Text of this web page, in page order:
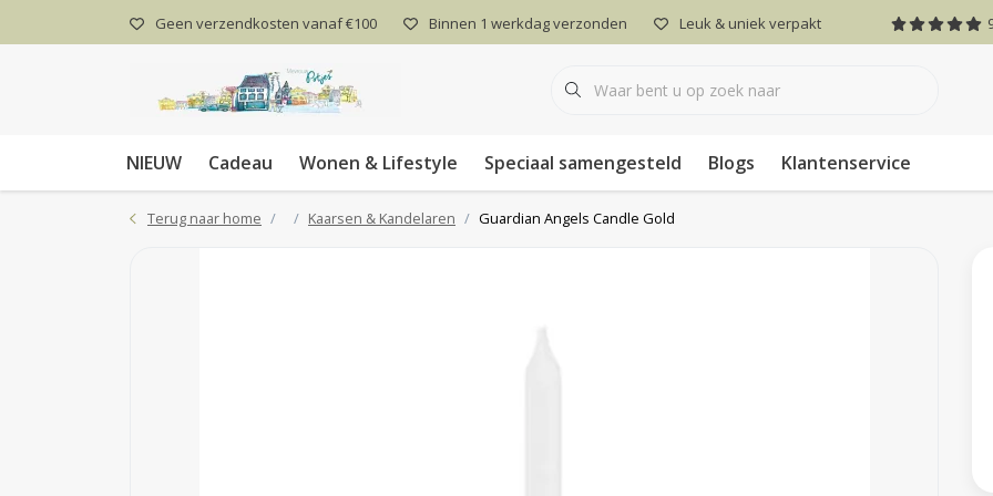
Geen verzendkosten vanaf €100 Binnen 1 werkdag verzonden Leuk & uniek verpakt
NIEUW Cadeau Wonen & Lifestyle Speciaal samengesteld Blogs Klantenservice
Terug naar home Kaarsen & Kandelaren Guardian Angels Candle Gold